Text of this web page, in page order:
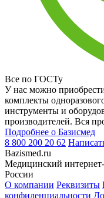
Все по ГОСТу
У нас можно
комплекты
инструменты и
производителей. Вся
Подробнее о Базисмед
8 800 200 20 62
Bazismed.ru
Медицинский интернет-
России
О компании Реквизиты
конфиденциальности